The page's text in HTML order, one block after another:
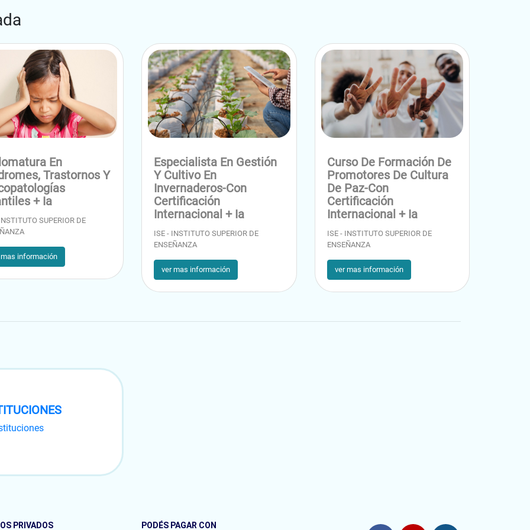
En
Trastornos Y
+ Ia
SUPERIOR DE
información
Especialista En Gestión
Y Cultivo En
Invernaderos-Con
Certificación
Internacional + Ia
ISE - INSTITUTO SUPERIOR DE
ENSEÑANZA
ver mas información
Curso De Formación De
Promotores De Cultura
De Paz-Con
Certificación
Internacional + Ia
ISE - INSTITUTO SUPERIOR DE
ENSEÑANZA
ver mas información
PRIVADOS PODÉS PAGAR CON